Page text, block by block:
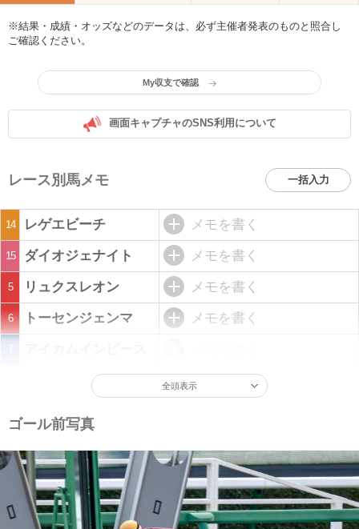
※結果・成績・オッズなどのデータは、必ず主催者発表のものと照合し
ご確認ください。
My収支で確認
画面キャプチャのSNS利用について
レース別馬メモ 一括入力
14 レゲエビーチ メモを書く
15 ダイオジェナイト メモを書く
5 リュクスレオン メモを書く
6 トーセンジェンマ メモを書く
全頭表示
ゴール前写真